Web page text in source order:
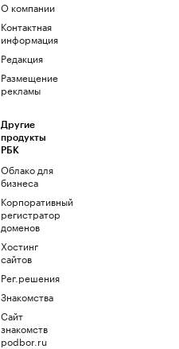
О компании
Контактная
информация
Редакция
Размещение
рекламы
Другие
продукты
РБК
Облако для
бизнеса
Корпоративный
регистратор
доменов
Хостинг
сайтов
Рег.решения
Знакомства
Сайт
знакомств
podbor.ru